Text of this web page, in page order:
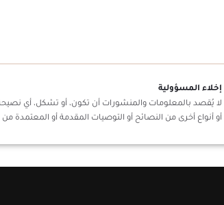
إخلاء المسؤولية
لا يُقصد بالمعلومات والمنشورات أن تكون، أو تشكل، أي نصيحة
أو أنواع أخرى من النصائح أو التوصيات المقدمة أو المعتمدة من